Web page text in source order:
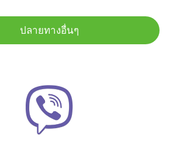
ปลายทางอื่นๆ